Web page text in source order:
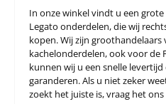
In onze winkel vindt u een
Legato onderdelen, die wij
kopen. Wij zijn
kachelonderdelen, ook voor de
kunnen wij u een snelle
garanderen. Als u niet zeker
zoekt het juiste is, vraag het